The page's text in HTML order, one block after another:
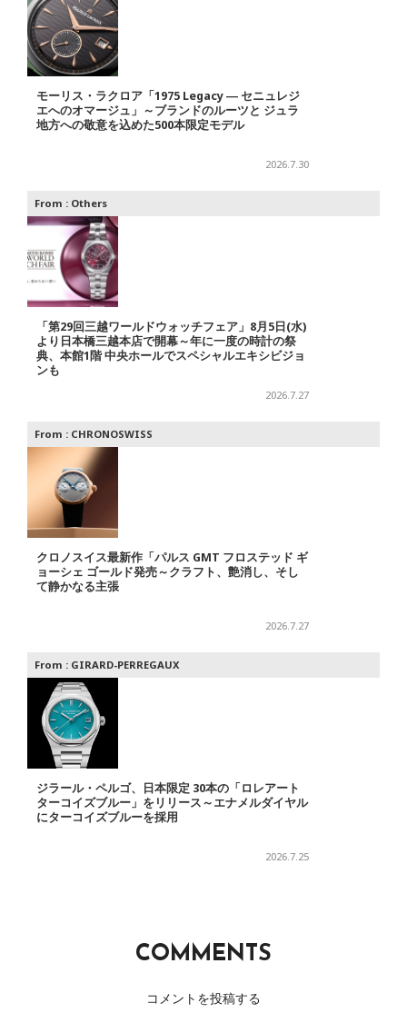
モーリス・ラクロア「1975 Legacy ― セニュレジ
エへのオマージュ」～ブランドのルーツと ジュラ
地方への敬意を込めた500本限定モデル
2026.7.30
From : Others
「第29回三越ワールドウォッチフェア」8月5日(水)
より日本橋三越本店で開幕～年に一度の時計の祭
典、本館1階 中央ホールでスペシャルエキシビジョ
ンも
2026.7.27
From : CHRONOSWISS
クロノスイス最新作「パルス GMT フロステッド ギ
ョーシェ ゴールド発売～クラフト、艶消し、そし
て静かなる主張
2026.7.27
From : GIRARD-PERREGAUX
ジラール・ペルゴ、日本限定 30本の「ロレアート
ターコイズブルー」をリリース～エナメルダイヤル
にターコイズブルーを採用
2026.7.25
COMMENTS
コメントを投稿する